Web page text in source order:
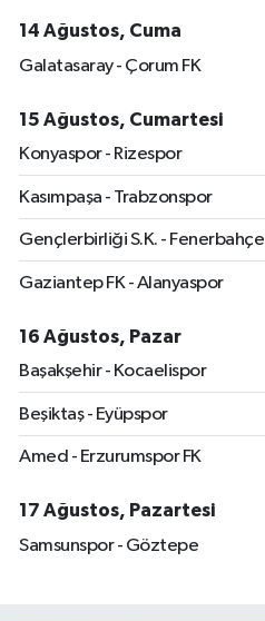
14 Ağustos, Cuma
Galatasaray - Çorum FK
15 Ağustos, Cumartesi
Konyaspor - Rizespor
Kasımpaşa - Trabzonspor
Gençlerbirliği S.K. - Fenerbahçe
Gaziantep FK - Alanyaspor
16 Ağustos, Pazar
Başakşehir - Kocaelispor
Beşiktaş - Eyüpspor
Amed - Erzurumspor FK
17 Ağustos, Pazartesi
Samsunspor - Göztepe